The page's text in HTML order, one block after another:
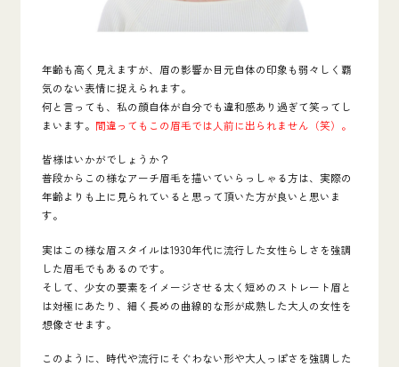
年齢も高く見えますが、眉の影響か目元自体の印象も弱々しく覇
気のない表情に捉えられます。
何と言っても、私の顔自体が自分でも違和感あり過ぎて笑ってし
まいます。 間違ってもこの眉毛では人前に出られません（笑）。
皆様はいかがでしょうか？
普段からこの様なアーチ眉毛を描いていらっしゃる方は、実際の
年齢よりも上に見られていると思って頂いた方が良いと思いま
す。
実はこの様な眉スタイルは1930年代に流行した女性らしさを強調
した眉毛でもあるのです。
そして、少女の要素をイメージさせる太く短めのストレート眉と
は対極にあたり、細く長めの曲線的な形が成熟した大人の女性を
想像させます。
このように、 時代や流行にそぐわない形や大人っぽさを強調した